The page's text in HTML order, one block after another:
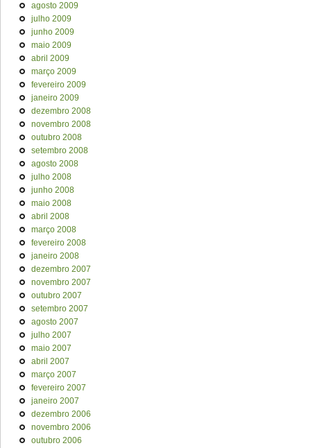
agosto 2009
julho 2009
junho 2009
maio 2009
abril 2009
março 2009
fevereiro 2009
janeiro 2009
dezembro 2008
novembro 2008
outubro 2008
setembro 2008
agosto 2008
julho 2008
junho 2008
maio 2008
abril 2008
março 2008
fevereiro 2008
janeiro 2008
dezembro 2007
novembro 2007
outubro 2007
setembro 2007
agosto 2007
julho 2007
maio 2007
abril 2007
março 2007
fevereiro 2007
janeiro 2007
dezembro 2006
novembro 2006
outubro 2006